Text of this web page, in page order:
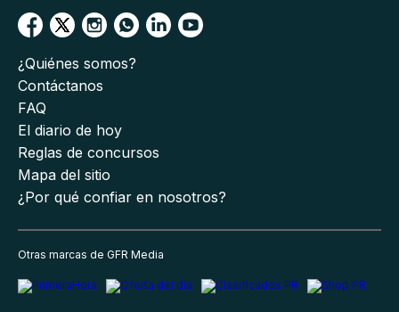
¿Quiénes somos?
Contáctanos
FAQ
El diario de hoy
Reglas de concursos
Mapa del sitio
¿Por qué confiar en nosotros?
Otras marcas de GFR Media